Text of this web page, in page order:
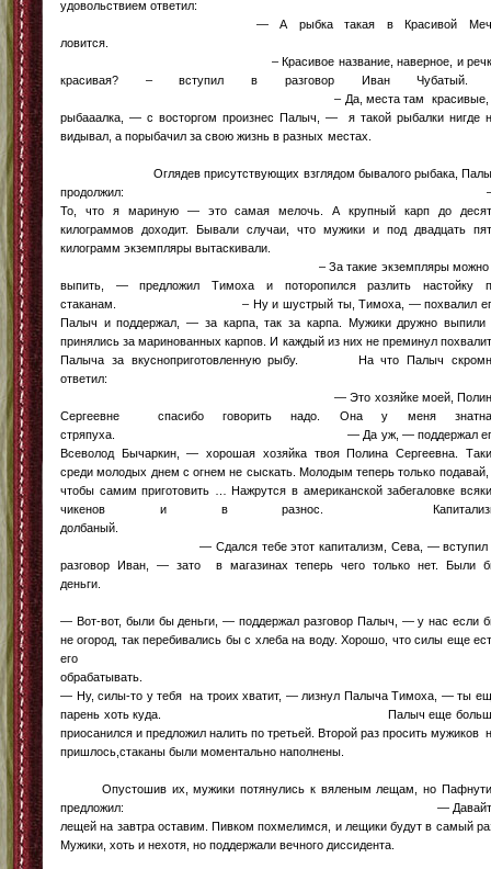
удовольствием
— А рыбка такая в Красивой
– Красивое название, наверное, и
красивая? – вступил в разговор Иван
– Да, места там красивые,
рыбааалка, — с восторгом произнес Палыч, — я такой рыбалки нигде
видывал, а порыбачил за свою жизнь в разных
Оглядев присутствующих взглядом бывалого рыбака,
продолжил:
То, что я мариную — это самая мелочь. А крупный карп до
килограммов доходит. Бывали случаи, что мужики и под двадцать
килограмм экземпляры
– За такие экземпляры можно
выпить, — предложил Тимоха и поторопился разлить настойку
стаканам. – Ну и шустрый ты, Тимоха, — похвалил
Палыч и поддержал, — за карпа, так за карпа. Мужики дружно выпили
принялись за маринованных карпов. И каждый из них не преминул
Палыча за вкусноприготовленную рыбу. На что Палыч
— Это хозяйке моей,
Сергеевне спасибо говорить надо. Она у меня
стряпуха. — Да уж, — поддержал
Всеволод Бычаркин, — хорошая хозяйка твоя Полина Сергеевна.
среди молодых днем с огнем не сыскать. Молодым теперь только подавай,
чтобы самим приготовить … Нажрутся в американской забегаловке
чикенов и в разнос.
— Сдался тебе этот капитализм, Сева, — вступил
разговор Иван, — зато в магазинах теперь чего только нет. Были
— Вот-вот, были бы деньги, — поддержал разговор Палыч, — у нас если
не огород, так перебивались бы с хлеба на воду. Хорошо, что силы еще
его
— Ну, силы-то у тебя на троих хватит, — лизнул Палыча Тимоха, — ты
парень хоть куда. Палыч еще
приосанился и предложил налить по третьей. Второй раз просить мужиков
пришлось,стаканы были моментально
Опустошив их, мужики потянулись к вяленым лещам, но
предложил: —
лещей на завтра оставим. Пивком похмелимся, и лещики будут в самый
Мужики, хоть и нехотя, но поддержали вечного диссидента.